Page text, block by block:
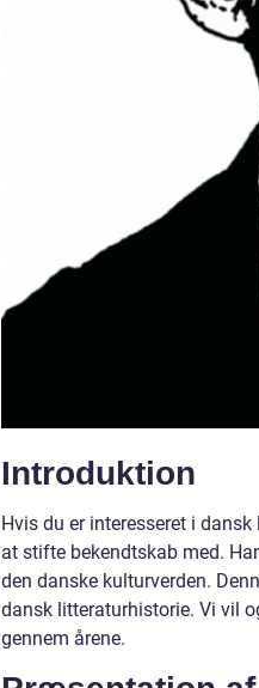
Introduktion
Hvis du er interesseret i
at stifte bekendtskab med.
den danske kulturverden.
dansk litteraturhistorie. Vi vil
gennem årene.